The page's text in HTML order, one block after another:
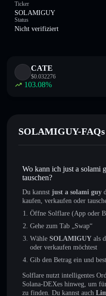
Ticker
SOLAMIGUY
Status
Nicht verifiziert
CATE
$0.032276
103.08%
SOLAMIGUY-FAQs
Wo kann ich just a solami
tauschen?
Du kannst just a solami guy
kaufen, verkaufen oder
Öffne Solflare (App oder
Gehe zum Tab „Swap“
Wähle SOLAMIGUY als
oder verkaufen möchtest
Gib den Betrag ein und
Solflare nutzt intelligentes
Solana-DEXes hinweg, um
zu finden. Du kannst auch